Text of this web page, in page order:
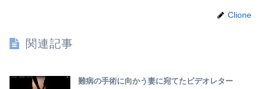
Clione
関連記事
難病の手術に向かう妻に宛てたビデオレター